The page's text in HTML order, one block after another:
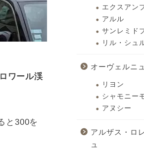
ワール渓
と300を
エクスアン
アルル
サンレミド
リル・シュ
オーヴェルニ
リヨン
シャモニー
アヌシー
アルザス・ロ
ュ